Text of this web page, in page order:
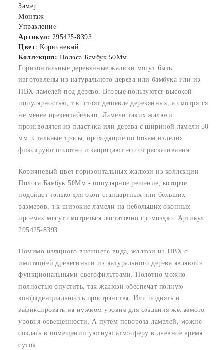
Замер
Монтаж
Управление
Артикул: 295425-8393
Цвет: Коричневый
Коллекция: Полоса Бамбук 50Мм
Горизонтальные деревянные жалюзи могут быть
изготовлены из натурального дерева или бамбука или из
ПВХ-ламелей под дерево. Вторые пользуются высокой
популярностью, т.к. стоят дешевле деревянных, а смотрятся
не менее презентабельно. Ламели таких жалюзи
производятся из пластика или дерева с шириной ламели 50
мм. Стальные тросы, проходящие по бокам изделия
фиксируют полотно и защищают его от раскачивания.
Коричневый цвет горизонтальных жалюзи из коллекции
Полоса Бамбук 50Мм - популярное решение, которое
подойдет только для окон стандартных или больших
размеров, т.к широкие ламели на небольших оконных
проемах могут смотреться достаточно громоздко. Артикул:
295425-8393.
Помимо изящного внешнего вида, жалюзи из ПВХ с
имитацией древесины и из натурального дерева являются
функциональными светофильтрами. Полотно можно
полностью опустить, так жалюзи обеспечат полную
конфиденциальность пространства. Или поднять и
зафиксировать на нужном уровне для создания желаемого
уровня освещенности. А путем поворота ламелей, можно
создать в помещении уютную атмосферу в дневное время
суток.